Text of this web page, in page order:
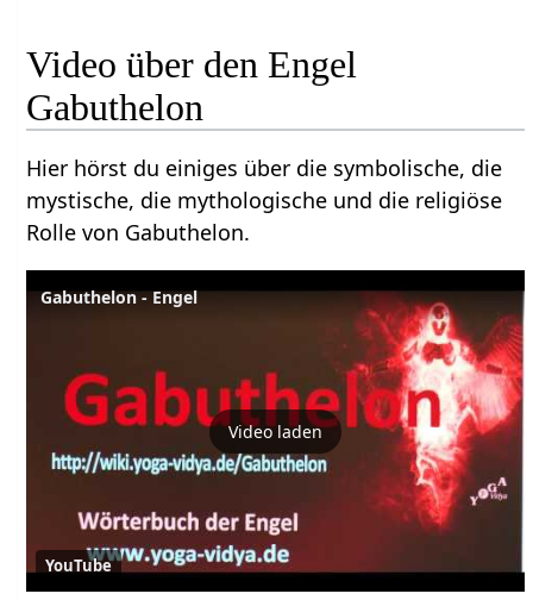
Video über den Engel
Gabuthelon
Hier hörst du einiges über die symbolische, die
mystische, die mythologische und die religiöse
Rolle von Gabuthelon.
Gabuthelon - Engel
Video laden
YouTube